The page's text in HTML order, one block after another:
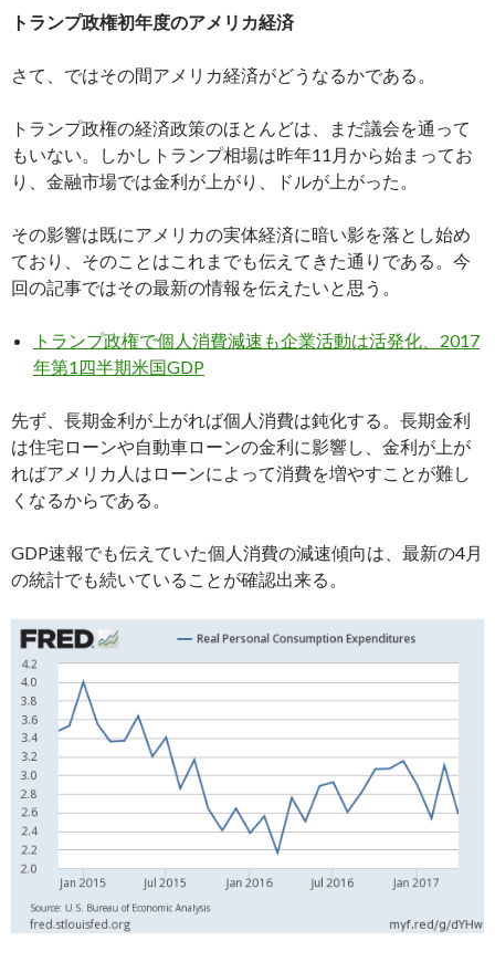
トランプ政権初年度のアメリカ経済
さて、ではその間アメリカ経済がどうなるかである。
トランプ政権の経済政策のほとんどは、まだ議会を通って
もいない。しかしトランプ相場は昨年11月から始まってお
り、金融市場では金利が上がり、ドルが上がった。
その影響は既にアメリカの実体経済に暗い影を落とし始め
ており、そのことはこれまでも伝えてきた通りである。今
回の記事ではその最新の情報を伝えたいと思う。
トランプ政権で個人消費減速も企業活動は活発化、2017
年第1四半期米国GDP
先ず、長期金利が上がれば個人消費は鈍化する。長期金利
は住宅ローンや自動車ローンの金利に影響し、金利が上が
ればアメリカ人はローンによって消費を増やすことが難し
くなるからである。
GDP速報でも伝えていた個人消費の減速傾向は、最新の4月
の統計でも続いていることが確認出来る。